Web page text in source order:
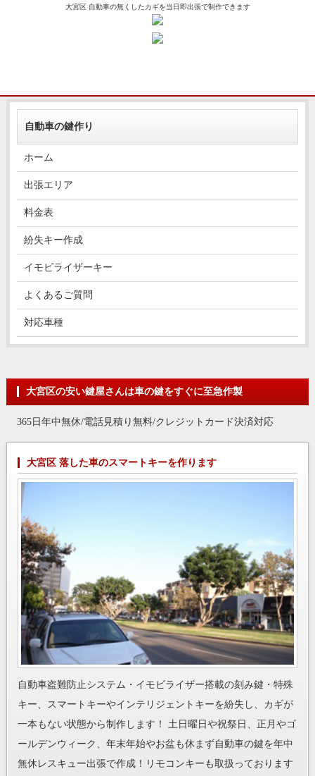
大宮区 自動車の無くしたカギを当日即出張で制作できます
大宮区の安い鍵屋さんは車の鍵をすぐに至急作製
365日年中無休/電話見積り無料/クレジットカード決済対応
大宮区 落した車のスマートキーを作ります
自動車盗難防止システム・イモビライザー搭載の刻み鍵・特殊
キー、スマートキーやインテリジェントキーを紛失し、カギが
一本もない状態から制作します！ 土日曜日や祝祭日、正月やゴ
ールデンウィーク、年末年始やお盆も休まず自動車の鍵を年中
無休レスキュー出張で作成！リモコンキーも取扱っております
自動車の鍵作り
ホーム
出張エリア
料金表
紛失キー作成
イモビライザーキー
よくあるご質問
対応車種